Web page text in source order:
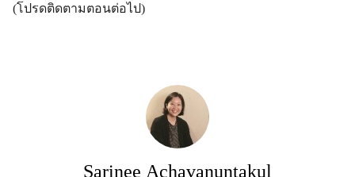
(โปรดติดตามตอนต่อไป)